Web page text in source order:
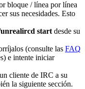
bloque / línea por línea
sus necesidades. Esto
startdesde su
(consulte las FAQ
e intente iniciar
cliente de IRC a su
la siguiente sección.